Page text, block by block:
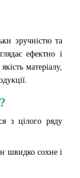
зручністю та
ефектно і
матеріалу,
з цілого ряду
швидко сохне і